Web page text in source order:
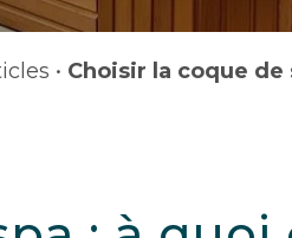
• Choisir la coque